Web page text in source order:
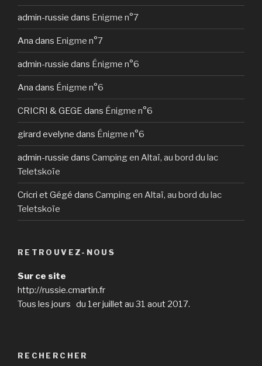
admin-russie dans Enigme n°7
Ana dans Enigme n°7
admin-russie dans Énigme n°6
Ana dans Énigme n°6
CRICRI & GEGE dans Énigme n°6
girard evelyne dans Énigme n°6
admin-russie dans Camping en Altaï, au bord du lac
Teletskoïe
Cricri et Gégé dans Camping en Altaï, au bord du lac
Teletskoïe
RETROUVEZ-NOUS
Sur ce site
http://russie.cmartin.fr
Tous les jours du 1er juillet au 31 aout 2017.
RECHERCHER